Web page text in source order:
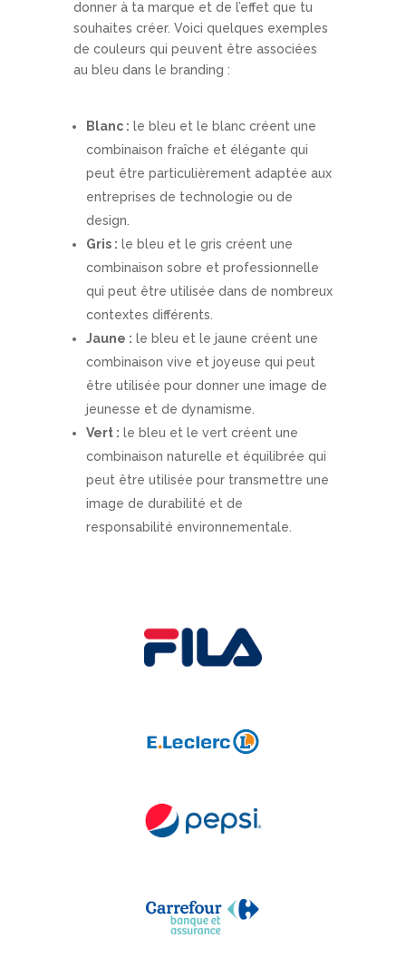
donner à ta marque et de l’effet que tu
souhaites créer. Voici quelques exemples
de couleurs qui peuvent être associées
au bleu dans le branding :
Blanc : le bleu et le blanc créent une
combinaison fraîche et élégante qui
peut être particulièrement adaptée aux
entreprises de technologie ou de
design.
Gris : le bleu et le gris créent une
combinaison sobre et professionnelle
qui peut être utilisée dans de nombreux
contextes différents.
Jaune : le bleu et le jaune créent une
combinaison vive et joyeuse qui peut
être utilisée pour donner une image de
jeunesse et de dynamisme.
Vert : le bleu et le vert créent une
combinaison naturelle et équilibrée qui
peut être utilisée pour transmettre une
image de durabilité et de
responsabilité environnementale.